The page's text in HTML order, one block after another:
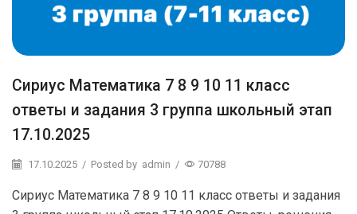
Сириус Математика 7 8 9 10 11 класс
ответы и задания 3 группа школьный этап
17.10.2025
17.10.2025 / Posted by admin / 70788
Сириус Математика 7 8 9 10 11 класс ответы и задания